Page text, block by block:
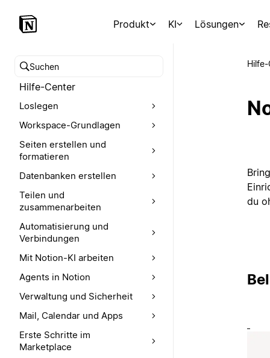
Produkt KI Lösungen
Hilfe-Center durchsuchen
Hilfe-Center
Loslegen
Workspace-Grundlagen
Seiten erstellen und
formatieren
Datenbanken erstellen
Teilen und
zusammenarbeiten
Automatisierung und
Verbindungen
Mit Notion-KI arbeiten
Agents in Notion
Verwaltung und Sicherheit
Mail, Calendar und Apps
Erste Schritte im
Marketplace
du